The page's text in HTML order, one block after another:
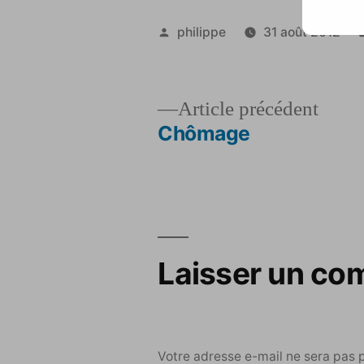
Publié
philippe 31 août 2012
Navigation
Article précédentArticle
Chômage
Laisser un
Votre adresse e-mail ne sera pas